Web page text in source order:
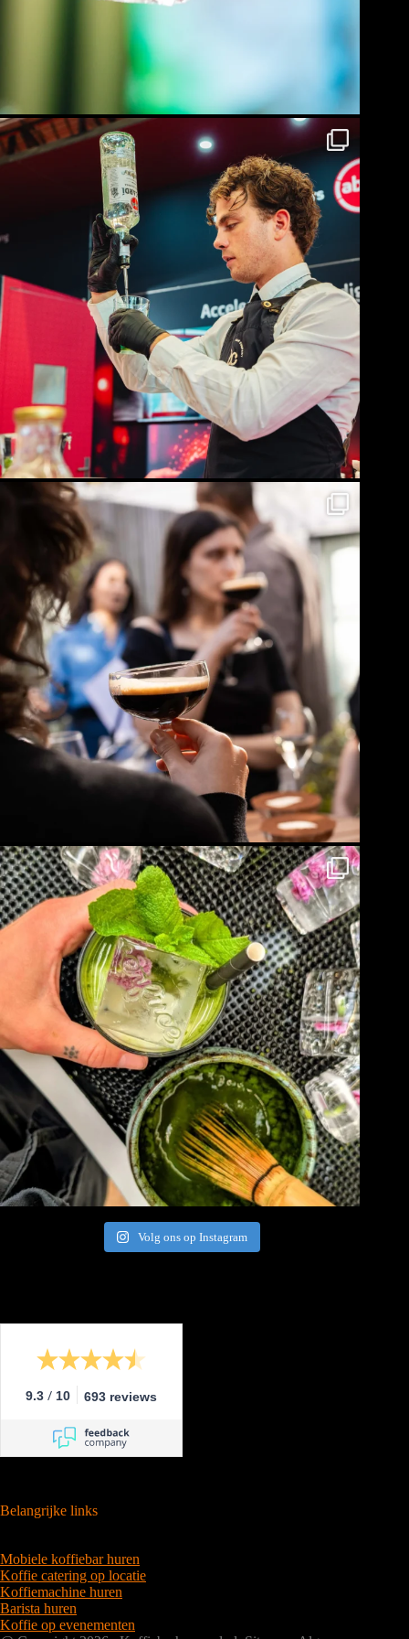
Volg ons op Instagram
9.3 / 10 693 reviews
Belangrijke links
Mobiele koffiebar huren
Koffie catering op locatie
Koffiemachine huren
Barista huren
Koffie op evenementen